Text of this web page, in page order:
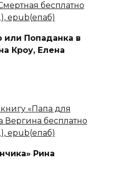
или Попаданка в
Кроу, Елена
Рина